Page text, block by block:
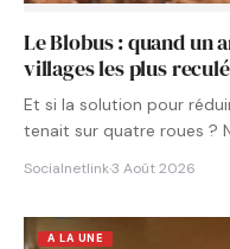
Le Blobus : quand un
villages les plus
Et si la solution pour
tenait sur quatre roues ?
Socialnetlink·3 Août 2026
A LA UNE